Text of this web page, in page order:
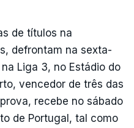
de títulos na
defrontam na sexta-
Liga 3, no Estádio do
vencedor de três das
recebe no sábado
de Portugal, tal como